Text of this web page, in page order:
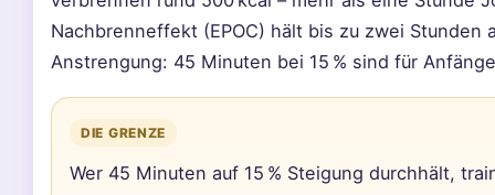
Nachbrenneffekt (EPOC) hält bis zu zwei
Anstrengung: 45 Minuten bei 15 % sind für
DIE GRENZE
Wer 45 Minuten auf 15 % Steigung durchhält,